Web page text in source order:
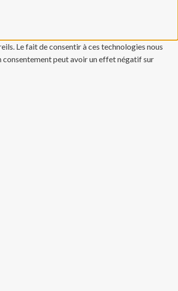
Le fait de consentir à ces technologies nous
consentement peut avoir un effet négatif sur